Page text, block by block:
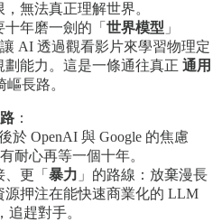
無法真正理解世界。
年磨一劍的「 世界模型 」
AI 透過觀看影片來學習物理定
能力。這是一條通往真正 通用
嶇長路。
：
於 OpenAI 與 Google 的焦慮
耐心再等一個十年。
更「 暴力 」的路線：放棄漫長
源押注在能快速商業化的 LLM
，追趕對手。